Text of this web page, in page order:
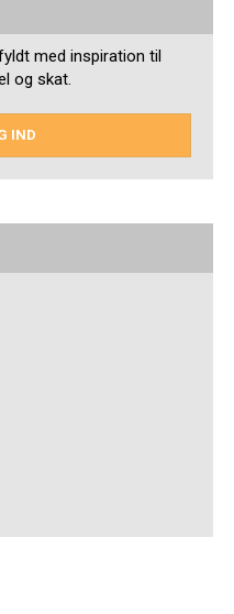
med inspiration til
og skat.
IND